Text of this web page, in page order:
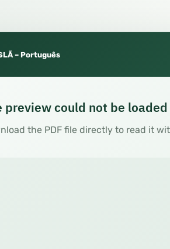
– Português
preview could not be loaded
the PDF file directly to read it